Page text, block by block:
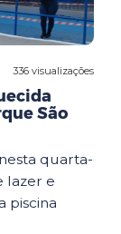
336 visualizações
São
quarta-
lazer e
piscina